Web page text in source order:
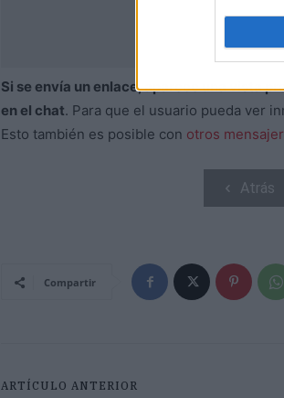
Si se envía un enlace, aparece una vista
en el chat. Para que el usuario pueda ver
Esto también es posible con otros
Atrás
Compartir
ARTÍCULO ANTERIOR